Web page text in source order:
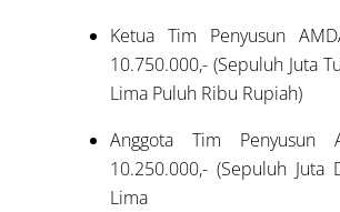
Ketua Tim Penyusun
10.750.000,- (Sepuluh Juta
Lima Puluh Ribu Rupiah)
Anggota Tim Penyusun
10.250.000,- (Sepuluh Juta
Lima